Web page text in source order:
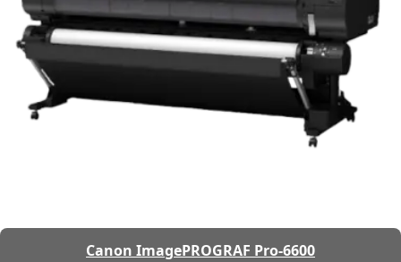
Canon ImagePROGRAF Pro-6600